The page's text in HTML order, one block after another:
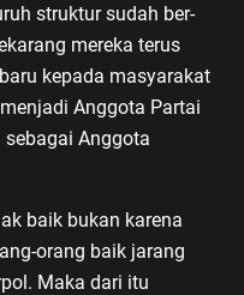
struktur sudah ber-
mereka terus
kepada masyarakat
Anggota Partai
Anggota
baik bukan karena
orang baik jarang
Maka dari itu